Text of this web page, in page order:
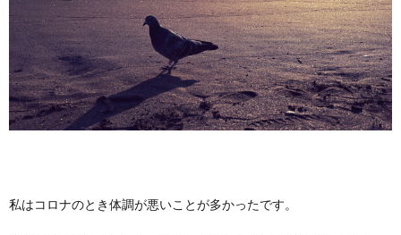
私はコロナのとき体調が悪いことが多かったです。